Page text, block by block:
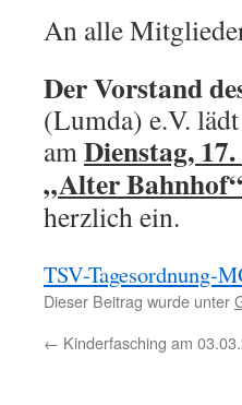
An alle
Der Vorstand
(Lumda) e.V.
amDienstag,
„Alter Bahnhof“
herzlich ein.
TSV-Tagesordnung-
Dieser Beitrag wurde unter
← Kinderfasching am